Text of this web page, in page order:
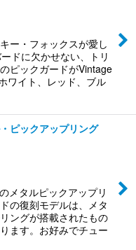
ー・フォックスが愛し
ドに欠かせない、トリ
ピックガードがVintage
ワイト、レッド、ブル
ピックアップリング
メタルピックアップリ
の復刻モデルは、メタ
ングが搭載されたもの
ます。お好みでチュー